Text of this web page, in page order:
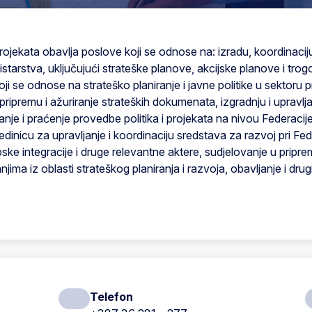
obavlja poslove koji se odnose na: izradu,
uključujući strateške planove, akcijske planove i
se odnose na strateško planiranje i javne politike u sektoru
i ažuriranje strateških dokumenata, izgradnju i
i praćenje provedbe politika i projekata na nivou
za upravljanje i koordinaciju sredstava za razvoj pri
integracije i druge relevantne aktere, sudjelovanje u
iz oblasti strateškog planiranja i razvoja, obavljanje i
Telefon